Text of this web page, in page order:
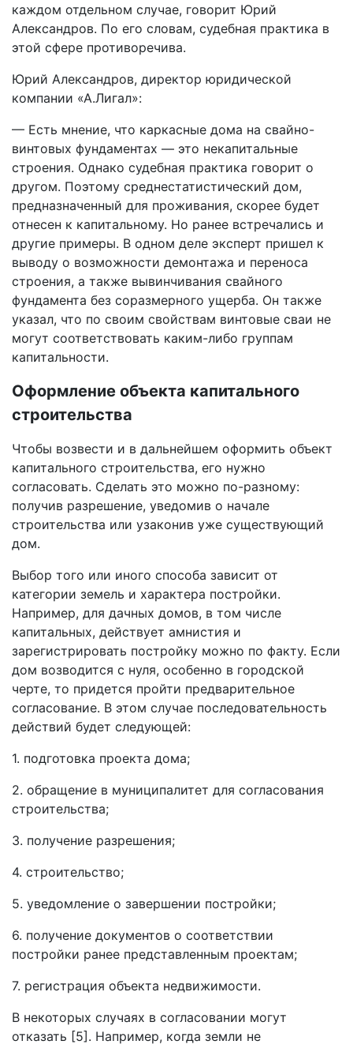
каждом отдельном случае, говорит Юрий
Александров. По его словам, судебная практика в
этой сфере противоречива.
Юрий Александров, директор юридической
компании «А.Лигал»:
— Есть мнение, что каркасные дома на свайно-
винтовых фундаментах — это некапитальные
строения. Однако судебная практика говорит о
другом. Поэтому среднестатистический дом,
предназначенный для проживания, скорее будет
отнесен к капитальному. Но ранее встречались и
другие примеры. В одном деле эксперт пришел к
выводу о возможности демонтажа и переноса
строения, а также вывинчивания свайного
фундамента без соразмерного ущерба. Он также
указал, что по своим свойствам винтовые сваи не
могут соответствовать каким-либо группам
капитальности.
Оформление объекта капитального
строительства
Чтобы возвести и в дальнейшем оформить объект
капитального строительства, его нужно
согласовать. Сделать это можно по-разному:
получив разрешение, уведомив о начале
строительства или узаконив уже существующий
дом.
Выбор того или иного способа зависит от
категории земель и характера постройки.
Например, для дачных домов, в том числе
капитальных, действует амнистия и
зарегистрировать постройку можно по факту. Если
дом возводится с нуля, особенно в городской
черте, то придется пройти предварительное
согласование. В этом случае последовательность
действий будет следующей:
1. подготовка проекта дома;
2. обращение в муниципалитет для согласования
строительства;
3. получение разрешения;
4. строительство;
5. уведомление о завершении постройки;
6. получение документов о соответствии
постройки ранее представленным проектам;
7. регистрация объекта недвижимости.
В некоторых случаях в согласовании могут
отказать [5]. Например, когда земли не